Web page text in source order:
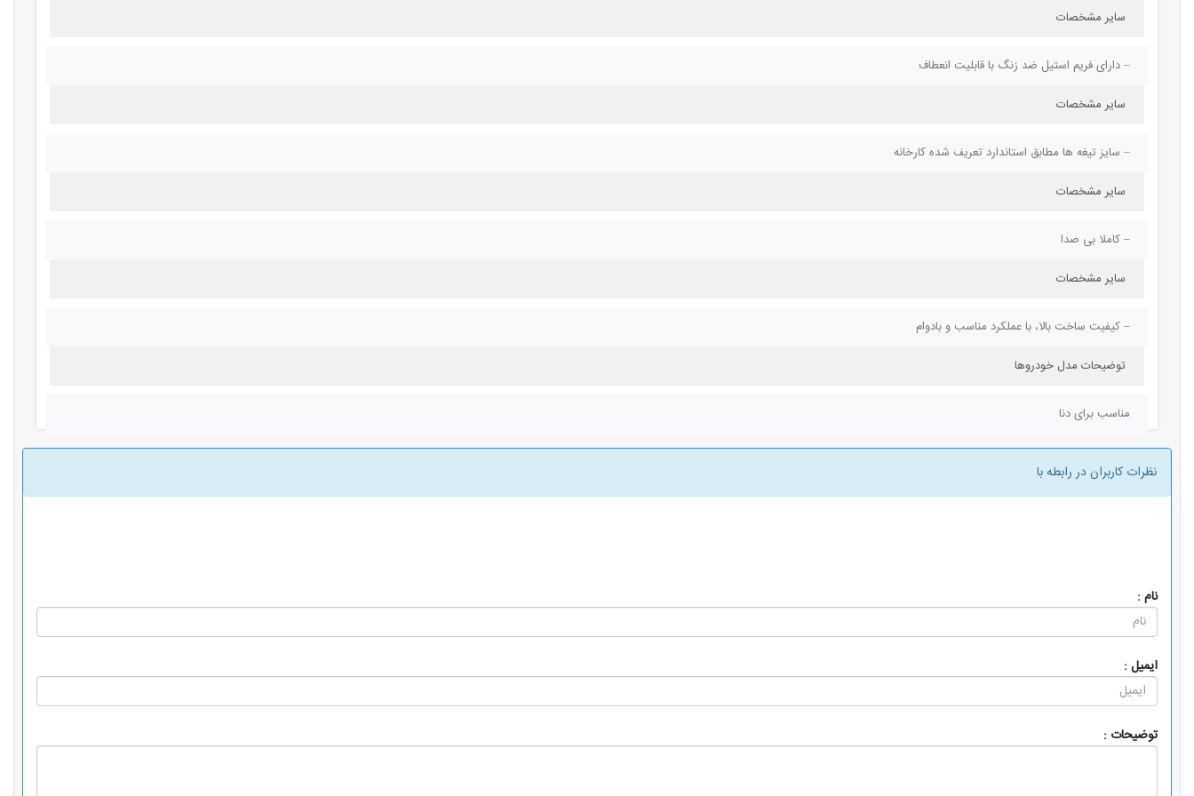
سایر مشخصات
– دارای فریم استیل ضد زنگ با قابلیت انعطاف
سایر مشخصات
– سایز تیغه ها مطابق استاندارد تعریف شده کارخانه
سایر مشخصات
– کاملا بی صدا
سایر مشخصات
– کیفیت ساخت بالا، با عملکرد مناسب و بادوام
توضیحات مدل خودروها
مناسب برای دنا
نظرات کاربران در رابطه با
نام :
ایمیل :
توضیحات :